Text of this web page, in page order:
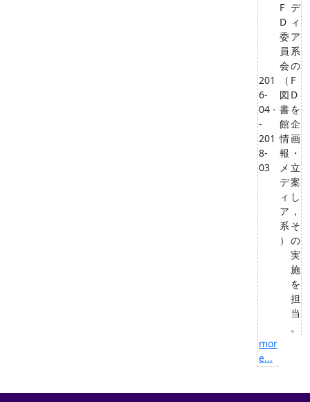
201
6-
04 -
-
201
8-
03
F
D
委
員
会
（
図
書
館
情
報
メ
デ
ィ
ア
系
）
デ
ィ
ア
系
の
F
D
を
企
画
・
立
案
し
，
そ
の
実
施
を
担
当
。
mor
e...